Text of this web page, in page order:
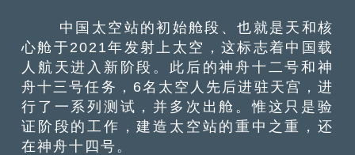
中国太空站的初始舱段、也就是天和核
心舱于2021年发射上太空，这标志着中国载
人航天进入新阶段。此后的神舟十二号和神
舟十三号任务，6名太空人先后进驻天宫，进
行了一系列测试，并多次出舱。惟这只是验
证阶段的工作，建造太空站的重中之重，还
在神舟十四号。